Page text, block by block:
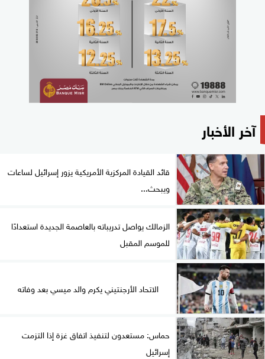
آخر الأخبار
قائد القيادة المركزية الأمريكية يزور إسرائيل لساعات
ويبحث...
الزمالك يواصل تدريباته بالعاصمة الجديدة استعدادًا
للموسم المقبل
الاتحاد الأرجنتيني يكرم والد ميسي بعد وفاته
حماس: مستعدون لتنفيذ اتفاق غزة إذا التزمت
إسرائيل